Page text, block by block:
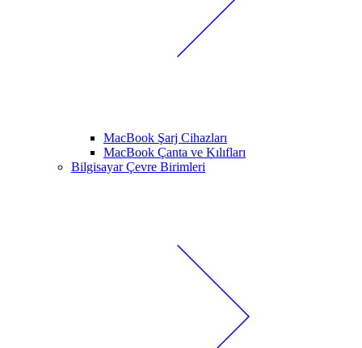
MacBook Şarj Cihazları
MacBook Çanta ve Kılıfları
Bilgisayar Çevre Birimleri